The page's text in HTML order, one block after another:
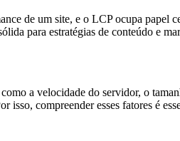
de um site, e o LCP ocupa papel
para estratégias de conteúdo e
a velocidade do servidor, o
isso, compreender esses fatores é